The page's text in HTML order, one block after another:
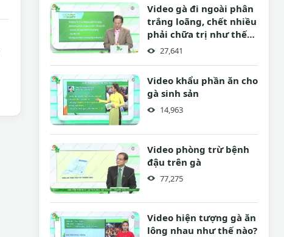
Video gà đi ngoài phân
trắng loãng, chết nhiều
phải chữa trị như thế
nào27,641
Video khẩu phần ăn cho
gà sinh sản
14,963
Video phòng trừ bệnh
đậu trên gà
77,275
Video hiện tượng gà ăn
lông nhau như thế nào?